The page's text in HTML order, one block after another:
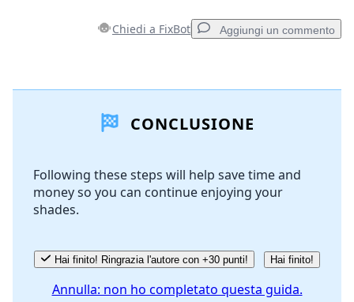
Chiedi a FixBot Aggiungi un commento
Aggiungi Commento
Annulla Pubblica commento
CONCLUSIONE
Following these steps will help save time and
money so you can continue enjoying your
shades.
Hai finito! Ringrazia l'autore con +30 punti! Hai finito!
Annulla: non ho completato questa guida.